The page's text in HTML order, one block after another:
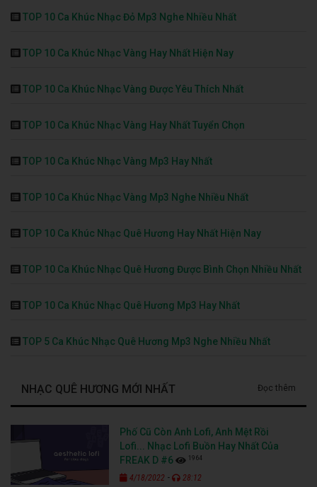
TOP 10 Ca Khúc Nhạc Đỏ Mp3 Nghe Nhiều Nhất
TOP 10 Ca Khúc Nhạc Vàng Hay Nhất Hiện Nay
TOP 10 Ca Khúc Nhạc Vàng Được Yêu Thích Nhất
TOP 10 Ca Khúc Nhạc Vàng Hay Nhất Tuyển Chọn
TOP 10 Ca Khúc Nhạc Vàng Mp3 Hay Nhất
TOP 10 Ca Khúc Nhạc Vàng Mp3 Nghe Nhiều Nhất
TOP 10 Ca Khúc Nhạc Quê Hương Hay Nhất Hiện Nay
TOP 10 Ca Khúc Nhạc Quê Hương Được Bình Chọn Nhiều Nhất
TOP 10 Ca Khúc Nhạc Quê Hương Mp3 Hay Nhất
TOP 5 Ca Khúc Nhạc Quê Hương Mp3 Nghe Nhiều Nhất
NHẠC QUÊ HƯƠNG MỚI NHẤT Đọc thêm
Phố Cũ Còn Anh Lofi, Anh Mệt Rồi
Lofi... Nhạc Lofi Buồn Hay Nhất Của
FREAK D #6
1964
4/18/2022 - 28:12